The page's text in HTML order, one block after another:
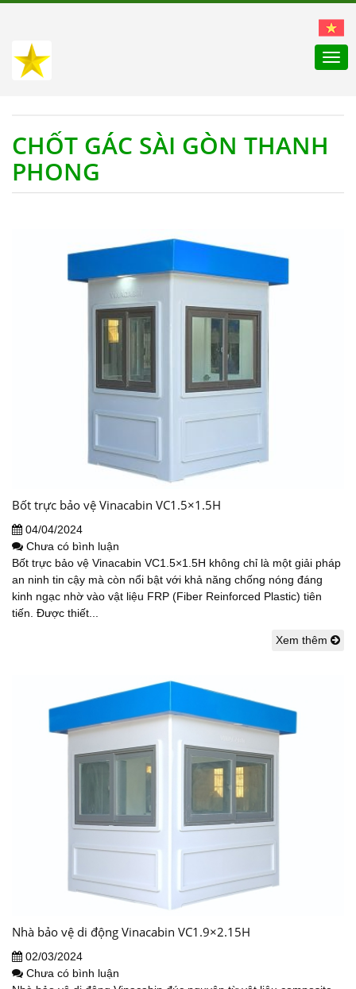
CHỐT GÁC SÀI GÒN THANH
PHONG
Bốt trực bảo vệ Vinacabin VC1.5×1.5H
04/04/2024
Chưa có bình luận
Bốt trực bảo vệ Vinacabin VC1.5×1.5H không chỉ là một giải pháp
an ninh tin cậy mà còn nổi bật với khả năng chống nóng đáng
kinh ngạc nhờ vào vật liệu FRP (Fiber Reinforced Plastic) tiên
tiến. Được thiết...
Xem thêm
Nhà bảo vệ di động Vinacabin VC1.9×2.15H
02/03/2024
Chưa có bình luận